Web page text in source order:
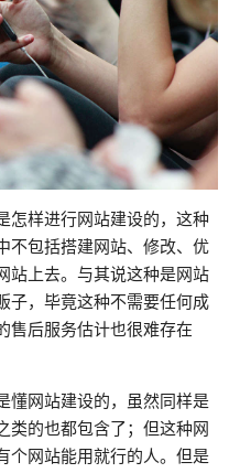
怎样进行网站建设的，这种
不包括搭建网站、修改、优
站上去。与其说这种是网站
子，毕竟这种不需要任何成
售后服务估计也很难存在
懂网站建设的，虽然同样是
类的也都包含了；但这种网
个网站能用就行的人。但是